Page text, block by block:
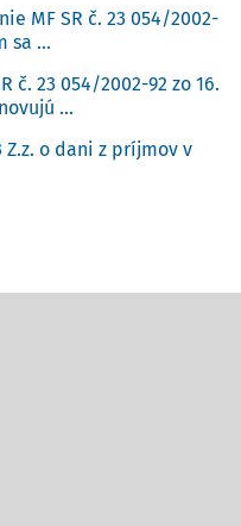
MF SR č. 23 054/2002-
sa ...
č. 23 054/2002-92 zo 16.
...
Z.z. o dani z príjmov v